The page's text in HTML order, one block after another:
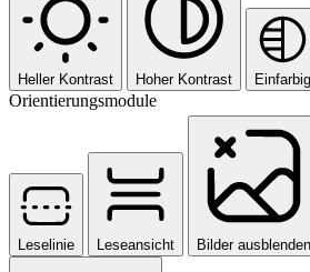
Heller Kontrast Hoher Kontrast Einfarbig
Orientierungsmodule
Leselinie Leseansicht Bilder ausblenden